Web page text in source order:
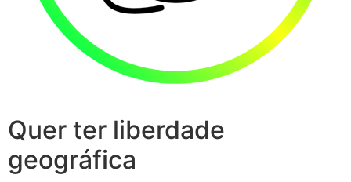
Quer ter liberdade
geográfica